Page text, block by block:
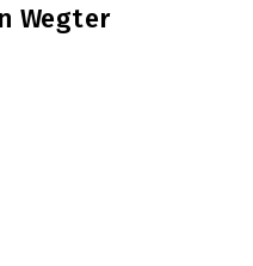
Wegter